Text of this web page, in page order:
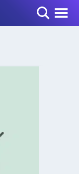
Toggle Menu